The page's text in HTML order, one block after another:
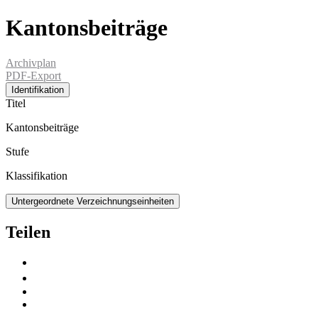
Kantonsbeiträge
Archivplan
PDF-Export
Identifikation
Titel
Kantonsbeiträge
Stufe
Klassifikation
Untergeordnete Verzeichnungseinheiten
Teilen